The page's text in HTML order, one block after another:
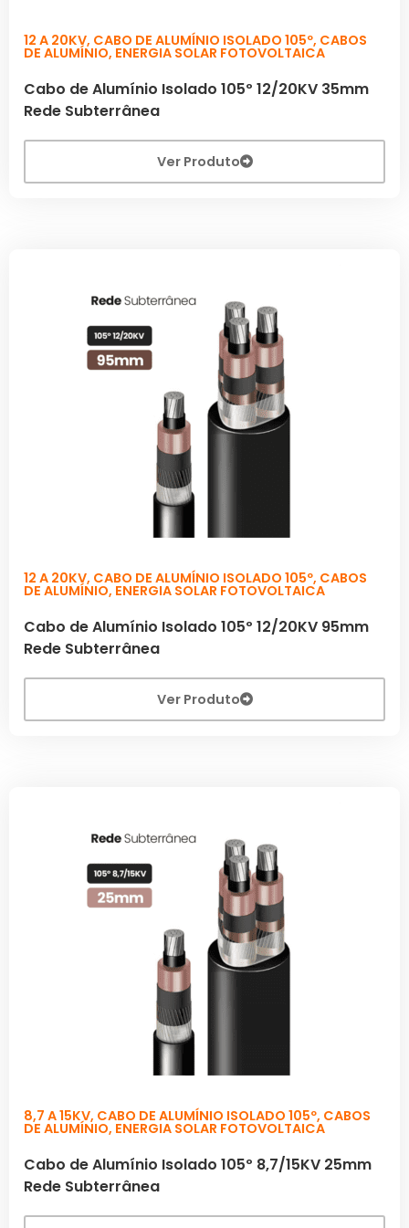
12 A 20KV, CABO DE ALUMÍNIO ISOLADO 105º, CABOS
DE ALUMÍNIO, ENERGIA SOLAR FOTOVOLTAICA
Cabo de Alumínio Isolado 105º 12/20KV 35mm
Rede Subterrânea
Ver Produto
12 A 20KV, CABO DE ALUMÍNIO ISOLADO 105º, CABOS
DE ALUMÍNIO, ENERGIA SOLAR FOTOVOLTAICA
Cabo de Alumínio Isolado 105º 12/20KV 95mm
Rede Subterrânea
Ver Produto
8,7 A 15KV, CABO DE ALUMÍNIO ISOLADO 105º, CABOS
DE ALUMÍNIO, ENERGIA SOLAR FOTOVOLTAICA
Cabo de Alumínio Isolado 105º 8,7/15KV 25mm
Rede Subterrânea